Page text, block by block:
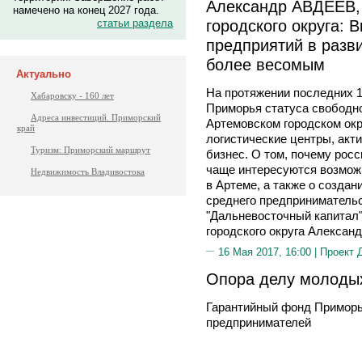
намечено на конец 2027 года.
статьи раздела
Актуально
Хабаровску - 160 лет
Адреса инвестиций. Приморский
край
Туризм: Приморский маршрут
Недвижимость Владивостока
Александр АВДЕЕВ,
городского округа:
предприятий в
более весомым
На протяжении последних
Приморья статуса
Артемовском городском
логистические центры,
бизнес. О том, почему
чаще интересуются
в Артеме, а также о
среднего
"Дальневосточный
городского округа
16 Мая 2017, 16:00 | Проект
Опора делу
Гарантийный фонд
предпринимателей